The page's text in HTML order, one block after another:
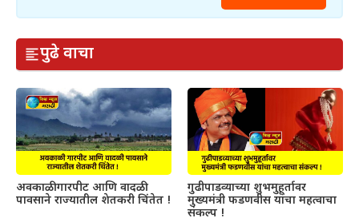
पुढे वाचा
अवकाळी गारपीट आणि वादळी
पावसाने राज्यातील शेतकरी चिंतेत !
गुढीपाडव्याच्या शुभमुहूर्तावर
मुख्यमंत्री फडणवीस यांचा महत्वाचा
संकल्प !